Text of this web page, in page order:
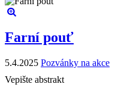
Farní pouť
5.4.2025 Pozvánky na akce
Vepište abstrakt